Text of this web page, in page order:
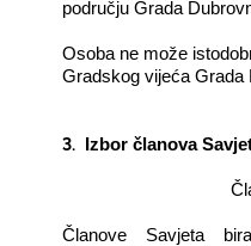
području Grada
Osoba ne može
Gradskog vijeća Grada
3. Izbor članova
Članove Savjeta